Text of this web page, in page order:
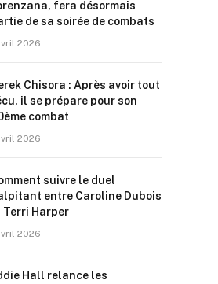
fera désormais
de sa soirée de combats
2026
Chisora : Après avoir tout
il se prépare pour son
combat
2026
suivre le duel
entre Caroline Dubois
Terri Harper
2026
Hall relance les